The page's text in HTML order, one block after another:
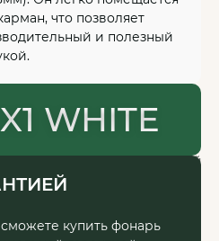
что позволяет
и полезный
WHITE
купить фонарь
ул., 2 стр. 1, ТРК СпортЕХ
126
и ценах носит справочный
офертой в соответствии с
оставляет за собой
товара, его внешний вид,
уведомления